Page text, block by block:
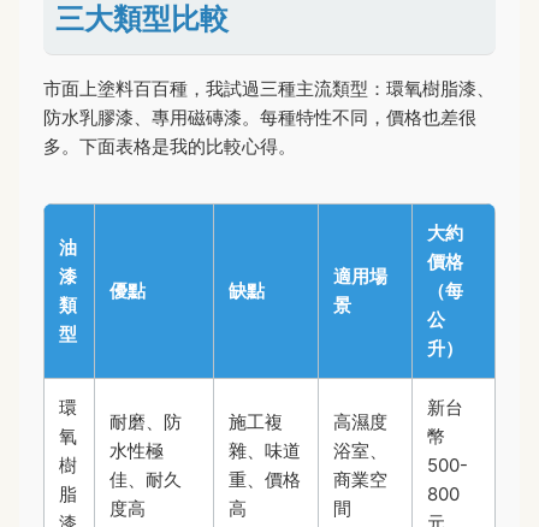
三大類型比較
市面上塗料百百種，我試過三種主流類型：環氧樹脂漆、
防水乳膠漆、專用磁磚漆。每種特性不同，價格也差很
多。下面表格是我的比較心得。
油
漆
類
型
優點 缺點
適用場
景
大約
價格
（每
公
升）
環
氧
樹
脂
耐磨、防
水性極
佳、耐久
度高
施工複
雜、味道
重、價格
高
高濕度
浴室、
商業空
間
新台
幣
500-
800